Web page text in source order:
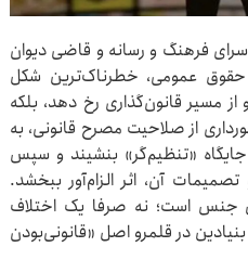
فرهنگ و رسانه و قاضی دیوان
عمومی، خطرناک‌ترین شکل
مسیر قانون‌گذاری رخ دهد، بلکه
از صلاحیت مصرح قانونی، به‌
جایگاه «تنظیم‌گر» بنشیند و سپس
آن، اثر الزام‌آور ببخشد.
جنس است؛ نه صرفا یک اختلاف
در قلمرو اصل «قانونی‌بودن